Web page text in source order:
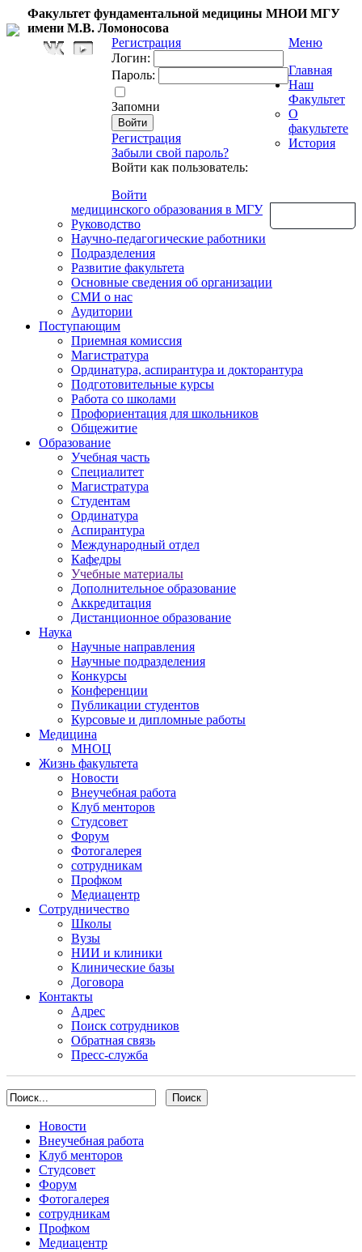
Факультет фундаментальной медицины МНОИ МГУ
имени М.В. Ломоносова
Регистрация
Логин:
Пароль:
Запомни
Регистрация
Забыли свой пароль?
Войти как пользователь:
Войти
Меню
Главная
Наш
Факультет
О
факультете
История
медицинского образования в МГУ
Руководство
Научно-педагогические работники
Подразделения
Развитие факультета
Основные сведения об организации
СМИ о нас
Аудитории
Поступающим
Приемная комиссия
Магистратура
Ординатура, аспирантура и докторантура
Подготовительные курсы
Работа со школами
Профориентация для школьников
Общежитие
Образование
Учебная часть
Специалитет
Магистратура
Студентам
Ординатура
Аспирантура
Международный отдел
Кафедры
Учебные материалы
Дополнительное образование
Аккредитация
Дистанционное образование
Наука
Научные направления
Научные подразделения
Конкурсы
Конференции
Публикации студентов
Курсовые и дипломные работы
Медицина
МНОЦ
Жизнь факультета
Новости
Внеучебная работа
Клуб менторов
Студсовет
Форум
Фотогалерея
сотрудникам
Профком
Медиацентр
Сотрудничество
Школы
Вузы
НИИ и клиники
Клинические базы
Договора
Контакты
Адрес
Поиск сотрудников
Обратная связь
Пресс-служба
Новости
Внеучебная работа
Клуб менторов
Студсовет
Форум
Фотогалерея
сотрудникам
Профком
Медиацентр